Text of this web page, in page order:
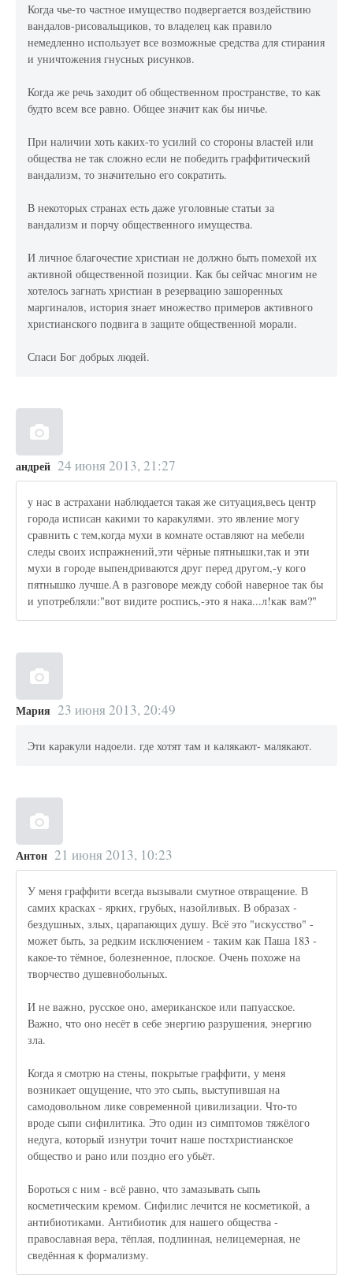
Когда чье-то частное имущество подвергается воздействию
вандалов-рисовальщиков, то владелец как правило
немедленно использует все возможные средства для стирания
и уничтожения гнусных рисунков.
Когда же речь заходит об общественном пространстве, то как
будто всем все равно. Общее значит как бы ничье.
При наличии хоть каких-то усилий со стороны властей или
общества не так сложно если не победить граффитический
вандализм, то значительно его сократить.
В некоторых странах есть даже уголовные статьи за
вандализм и порчу общественного имущества.
И личное благочестие христиан не должно быть помехой их
активной общественной позиции. Как бы сейчас многим не
хотелось загнать христиан в резервацию зашоренных
маргиналов, история знает множество примеров активного
христианского подвига в защите общественной морали.
Спаси Бог добрых людей.
андрей 24 июня 2013, 21:27
у нас в астрахани наблюдается такая же ситуация,весь центр
города исписан какими то каракулями. это явление могу
сравнить с тем,когда мухи в комнате оставляют на мебели
следы своих испражнений,эти чёрные пятнышки,так и эти
мухи в городе выпендриваются друг перед другом,-у кого
пятнышко лучше.А в разговоре между собой наверное так бы
и употребляли:"вот видите роспись,-это я нака...л!как вам?"
Мария 23 июня 2013, 20:49
Эти каракули надоели. где хотят там и калякают- малякают.
Антон 21 июня 2013, 10:23
У меня граффити всегда вызывали смутное отвращение. В
самих красках - ярких, грубых, назойливых. В образах -
бездушных, злых, царапающих душу. Всё это "искусство" -
может быть, за редким исключением - таким как Паша 183 -
какое-то тёмное, болезненное, плоское. Очень похоже на
творчество душевнобольных.
И не важно, русское оно, американское или папуасское.
Важно, что оно несёт в себе энергию разрушения, энергию
зла.
Когда я смотрю на стены, покрытые граффити, у меня
возникает ощущение, что это сыпь, выступившая на
самодовольном лике современной цивилизации. Что-то
вроде сыпи сифилитика. Это один из симптомов тяжёлого
недуга, который изнутри точит наше постхристианское
общество и рано или поздно его убьёт.
Бороться с ним - всё равно, что замазывать сыпь
косметическим кремом. Сифилис лечится не косметикой, а
антибиотиками. Антибиотик для нашего общества -
православная вера, тёплая, подлинная, нелицемерная, не
сведённая к формализму.